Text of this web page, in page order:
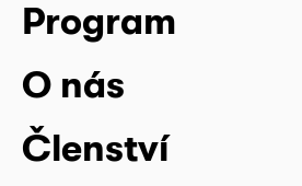
Program
O nás
Členství